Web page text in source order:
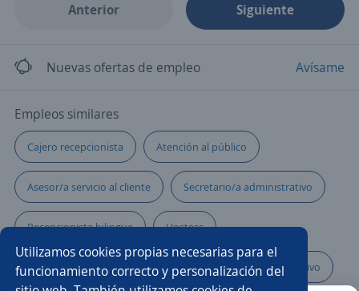
Utilizamos cookies propias necesarias para el
funcionamiento correcto y personalización del
Anterior Siguiente
Nuevas ofertas de empleo Avísame
Empleos similares
Cajero recepcionista Atención al público
Asesor/a servicio al cliente Secretario/a administrativo
Recepcionista bilingüe Hostess
Recepcionista y capturista Recepcionista administrativo